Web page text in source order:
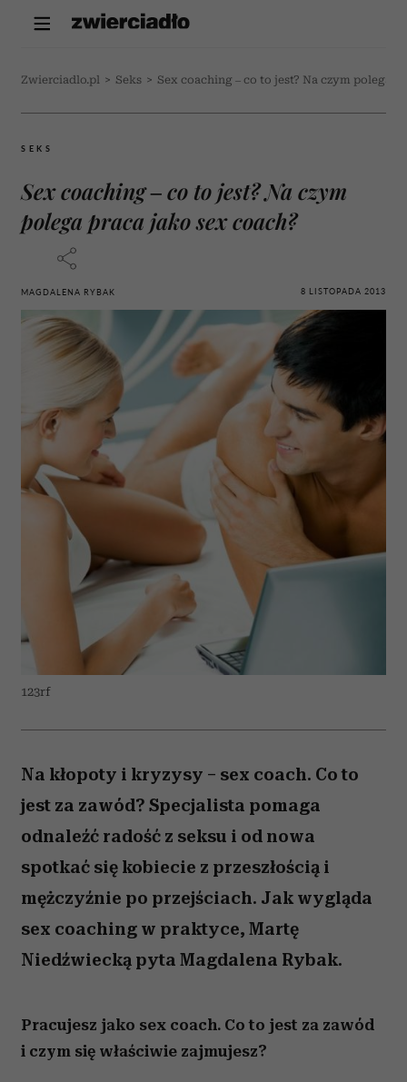
Zwierciadlo.pl > Seks > Sex coaching – co to jest? Na czym polega
SEKS
Sex coaching – co to jest? Na czym
polega praca jako sex coach?
MAGDALENA RYBAK 8 LISTOPADA 2013
123rf
Na kłopoty i kryzysy – sex coach. Co to
jest za zawód? Specjalista pomaga
odnaleźć radość z seksu i od nowa
spotkać się kobiecie z przeszłością i
mężczyźnie po przejściach. Jak wygląda
sex coaching w praktyce, Martę
Niedźwiecką pyta Magdalena Rybak.
Pracujesz jako sex coach. Co to jest za zawód
i czym się właściwie zajmujesz?